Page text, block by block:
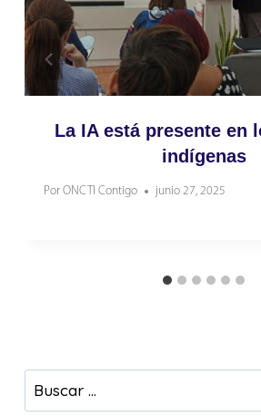
La IA está presente en
indígenas
Por ONCTI Contigo junio 27, 2025
Buscar: